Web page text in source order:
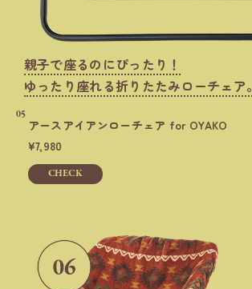
親子で座るのにぴったり！
ゆったり座れる折りたたみローチェア。
05
アースアイアンローチェア for OYAKO
7,980
CHECK